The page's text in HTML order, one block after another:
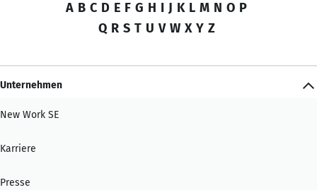
A B C D E F G H I J K L M N O P
Q R S T U V W X Y Z
Unternehmen
New Work SE
Karriere
Presse